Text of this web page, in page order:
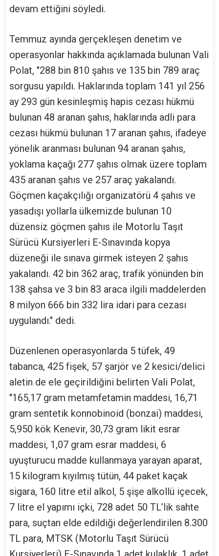
devam ettiğini söyledi.
Temmuz ayında gerçekleşen denetim ve
operasyonlar hakkında açıklamada bulunan Vali
Polat, "288 bin 810 şahıs ve 135 bin 789 araç
sorgusu yapıldı. Haklarında toplam 141 yıl 256
ay 293 gün kesinleşmiş hapis cezası hükmü
bulunan 48 aranan şahıs, haklarında adli para
cezası hükmü bulunan 17 aranan şahıs, ifadeye
yönelik aranması bulunan 94 aranan şahıs,
yoklama kaçağı 277 şahıs olmak üzere toplam
435 aranan şahıs ve 257 araç yakalandı.
Göçmen kaçakçılığı organizatörü 4 şahıs ve
yasadışı yollarla ülkemizde bulunan 10
düzensiz göçmen şahıs ile Motorlu Taşıt
Sürücü Kursiyerleri E-Sınavında kopya
düzeneği ile sınava girmek isteyen 2 şahıs
yakalandı. 42 bin 362 araç, trafik yönünden bin
138 şahsa ve 3 bin 83 araca ilgili maddelerden
8 milyon 666 bin 332 lira idari para cezası
uygulandı." dedi.
Düzenlenen operasyonlarda 5 tüfek, 49
tabanca,️ 425 fişek, 57 şarjör ve 2 kesici/delici
aletin de ele geçirildiğini belirten Vali Polat,
"165,17 gram metamfetamin maddesi, 16,71
gram sentetik konnobinoid (bonzai) maddesi,
5,950 kök Kenevir, 30,73 gram likit esrar
maddesi, 1,07 gram esrar maddesi, 6
uyuşturucu madde kullanmaya yarayan aparat,
15 kilogram kıyılmış tütün, 44 paket kaçak
sigara, 160 litre etil alkol, 5 şişe alkollü içecek,
7 litre el yapımı içki, 728 adet 50 TL’lik sahte
para, suçtan elde edildiği değerlendirilen 8.300
TL para,️ MTSK (Motorlu Taşıt Sürücü